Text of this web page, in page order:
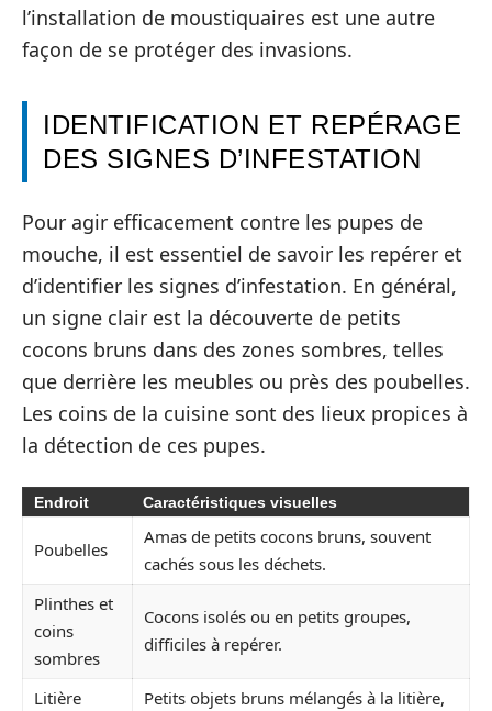
l’installation de moustiquaires est une autre
façon de se protéger des invasions.
IDENTIFICATION ET REPÉRAGE
DES SIGNES D’INFESTATION
Pour agir efficacement contre les pupes de
mouche, il est essentiel de savoir les repérer et
d’identifier les signes d’infestation. En général,
un signe clair est la découverte de petits
cocons bruns dans des zones sombres, telles
que derrière les meubles ou près des poubelles.
Les coins de la cuisine sont des lieux propices à
la détection de ces pupes.
Endroit Caractéristiques visuelles
Poubelles
Amas de petits cocons bruns, souvent
cachés sous les déchets.
Plinthes et
coins
sombres
Cocons isolés ou en petits groupes,
difficiles à repérer.
Litière Petits objets bruns mélangés à la litière,